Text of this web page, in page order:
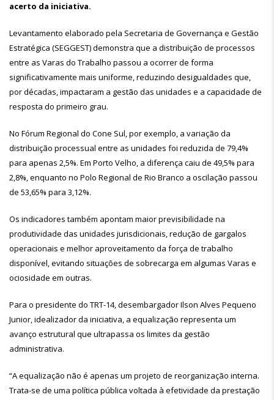
acerto da iniciativa.
Levantamento elaborado pela Secretaria de Governança e Gestão
Estratégica (SEGGEST) demonstra que a distribuição de processos
entre as Varas do Trabalho passou a ocorrer de forma
significativamente mais uniforme, reduzindo desigualdades que,
por décadas, impactaram a gestão das unidades e a capacidade de
resposta do primeiro grau.
No Fórum Regional do Cone Sul, por exemplo, a variação da
distribuição processual entre as unidades foi reduzida de 79,4%
para apenas 2,5%. Em Porto Velho, a diferença caiu de 49,5% para
2,8%, enquanto no Polo Regional de Rio Branco a oscilação passou
de 53,65% para 3,12%.
Os indicadores também apontam maior previsibilidade na
produtividade das unidades jurisdicionais, redução de gargalos
operacionais e melhor aproveitamento da força de trabalho
disponível, evitando situações de sobrecarga em algumas Varas e
ociosidade em outras.
Para o presidente do TRT-14, desembargador Ilson Alves Pequeno
Junior, idealizador da iniciativa, a equalização representa um
avanço estrutural que ultrapassa os limites da gestão
administrativa.
“A equalização não é apenas um projeto de reorganização interna.
Trata-se de uma política pública voltada à efetividade da prestação